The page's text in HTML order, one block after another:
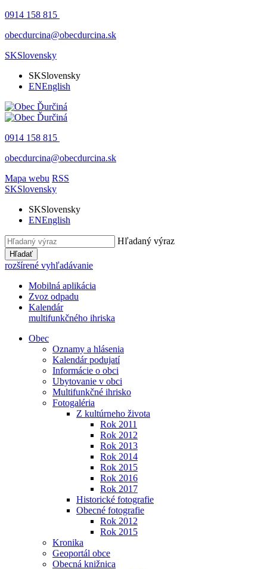
0914 158 815
obecdurcina@obecdurcina.sk
SKSlovensky
SKSlovensky
ENEnglish
0914 158 815
obecdurcina@obecdurcina.sk
Mapa webu RSS
SKSlovensky
SKSlovensky
ENEnglish
Hľadaný výraz
Hľadať
rozšírené vyhľadávanie
Mobilná aplikácia
Zvoz odpadu
Kalendár
multifunkčného ihriska
Obec
Oznamy a hlásenia
Kalendár podujatí
Informácie o obci
Ubytovanie v obci
Multifunkčné ihrisko
Fotogaléria
Z kultúrneho života
Rok 2011
Rok 2012
Rok 2013
Rok 2014
Rok 2015
Rok 2016
Rok 2017
Historické fotografie
Obecné fotografie
Rok 2012
Rok 2015
Kronika
Geoportál obce
Obecná knižnica